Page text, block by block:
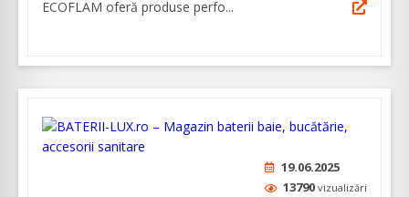
ECOFLAM oferă produse perfo...
19.06.2025
13790 vizualizări